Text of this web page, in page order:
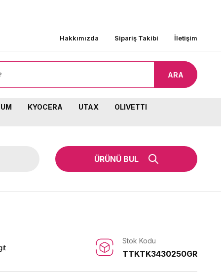
Hakkımızda Sipariş Takibi İletişim
ARA
KYOCERA UTAX
OLIVETTI
ÜRÜNÜ BUL
Stok Kodu
TTKTK3430250GR